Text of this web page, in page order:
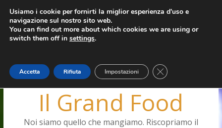
Salta
contenuto
mercoledì, Agosto 5, 2026
Ultimo: Capodimonte, ritorna la tavola di corte
Pizza a Corte
Le carote, alleate della pelle e non solo
Il Grand Food
Noi siamo quello che mangiamo. Riscopriamo il
Usiamo i cookie per fornirti la miglior esperienza d'uso e
navigazione sul nostro sito web.
You can find out more about which cookies we are using or
switch them off in settings.
Accetta Rifiuta Impostazioni Close GDPR